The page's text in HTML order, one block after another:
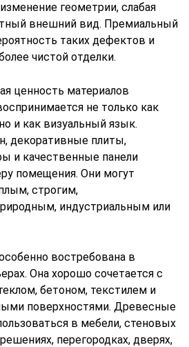
геометрии, слабая
внешний вид. Премиальный
таких дефектов и
чистой отделки.
ценность материалов
не только как
и как визуальный язык.
декоративные плиты,
и качественные панели
помещения. Они могут
строгим,
индустриальным или
востребована в
Она хорошо сочетается с
бетоном, текстилем и
поверхностями. Древесные
в мебели, стеновых
перегородках, дверях,